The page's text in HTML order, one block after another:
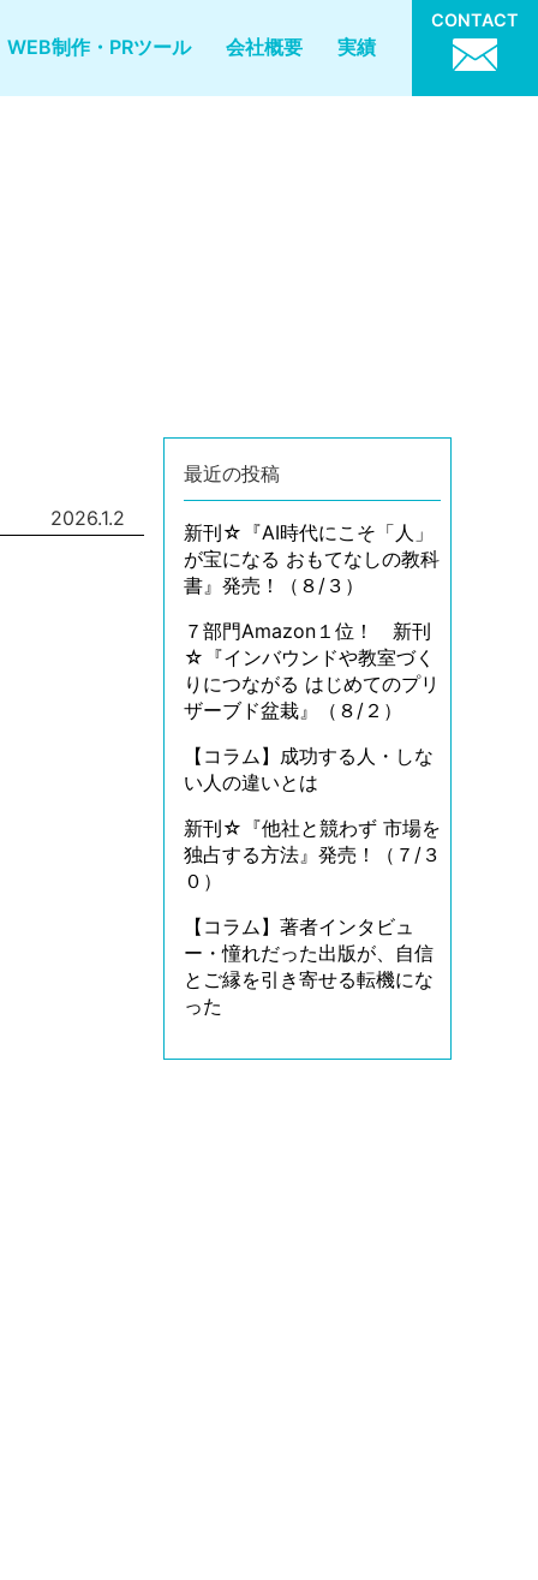
WEB制作・PRツール 会社概要 実績
CONTACT
2026.1.2
最近の投稿
新刊☆『AI時代にこそ「人」
が宝になる おもてなしの教科
書』発売！（８/３）
７部門Amazon１位！ 新刊
☆『インバウンドや教室づく
りにつながる はじめてのプリ
ザーブド盆栽』（８/２）
【コラム】成功する人・しな
い人の違いとは
新刊☆『他社と競わず 市場を
独占する方法』発売！（７/３
０）
【コラム】著者インタビュ
ー・憧れだった出版が、自信
とご縁を引き寄せる転機にな
った